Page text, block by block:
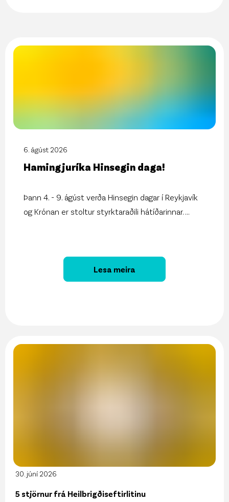
6. ágúst 2026
Hamingjuríka Hinsegin daga!
Þann 4. - 9. ágúst verða Hinsegin dagar í Reykjavík
og Krónan er stoltur styrktaraðili hátíðarinnar.
Lesa meira
30. júní 2026
5 stjörnur frá Heilbrigðiseftirlitinu